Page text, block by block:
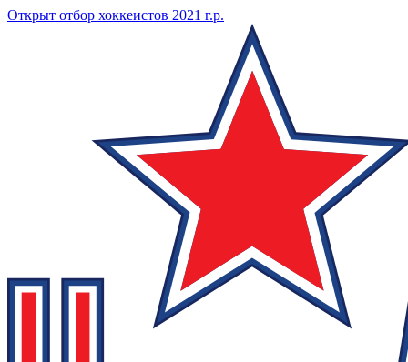
Открыт отбор хоккеистов 2021 г.р.